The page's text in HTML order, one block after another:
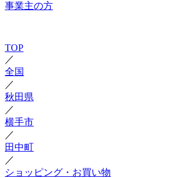
事業主の方
TOP
／
全国
／
秋田県
／
横手市
／
田中町
／
ショッピング・お買い物